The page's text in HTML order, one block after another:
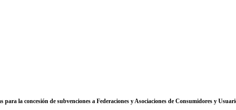
la concesión de subvenciones a Federaciones y Asociaciones de Consumidores y